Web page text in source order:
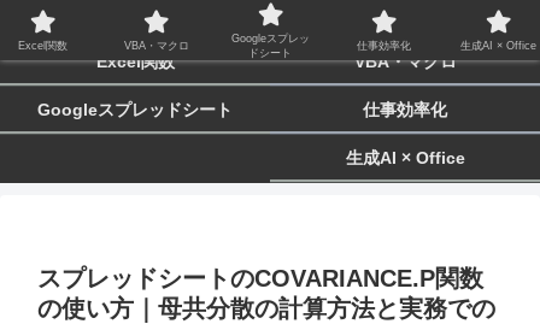
biz-tactics
Excel関数 VBA・マクロ
Googleスプレッドシート 仕事効率化
生成AI × Office
スプレッドシートのCOVARIANCE.P関数
の使い方｜母共分散の計算方法と実務での
Excel関数 VBA・マクロ
Googleスプレッ
ドシート
仕事効率化 生成AI × Office